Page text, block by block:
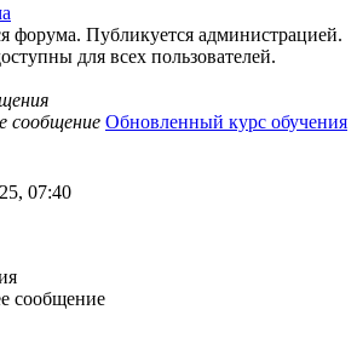
форума. Публикуется администрацией.
для всех пользователей.
сообщение Обновленный курс обучения
07:40
сообщение